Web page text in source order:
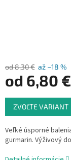
od 8,30 € až –18 %
od 6,80 €
Jednotková
cena:
ZVOĽTE VARIANT
Veľké úsporné
gurmarin. Výživový